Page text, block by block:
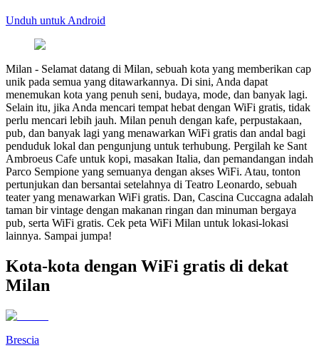
Unduh untuk Android
Milan - Selamat datang di Milan, sebuah kota yang memberikan cap
unik pada semua yang ditawarkannya. Di sini, Anda dapat
menemukan kota yang penuh seni, budaya, mode, dan banyak lagi.
Selain itu, jika Anda mencari tempat hebat dengan WiFi gratis, tidak
perlu mencari lebih jauh. Milan penuh dengan kafe, perpustakaan,
pub, dan banyak lagi yang menawarkan WiFi gratis dan andal bagi
penduduk lokal dan pengunjung untuk terhubung. Pergilah ke Sant
Ambroeus Cafe untuk kopi, masakan Italia, dan pemandangan indah
Parco Sempione yang semuanya dengan akses WiFi. Atau, tonton
pertunjukan dan bersantai setelahnya di Teatro Leonardo, sebuah
teater yang menawarkan WiFi gratis. Dan, Cascina Cuccagna adalah
taman bir vintage dengan makanan ringan dan minuman bergaya
pub, serta WiFi gratis. Cek peta WiFi Milan untuk lokasi-lokasi
lainnya. Sampai jumpa!
Kota-kota dengan WiFi gratis di dekat
Milan
Brescia